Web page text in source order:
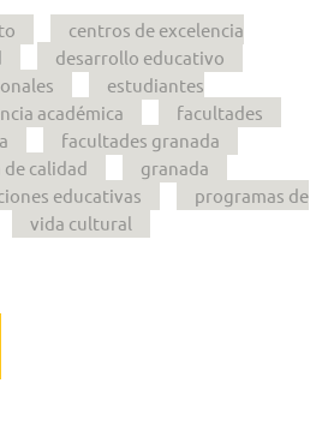
centros de excelencia
desarrollo educativo
estudiantes
académica
facultades
facultades granada
calidad
granada
educativas
programas de
vida cultural